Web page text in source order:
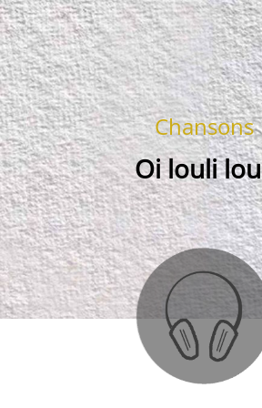
Chansons
Oi louli